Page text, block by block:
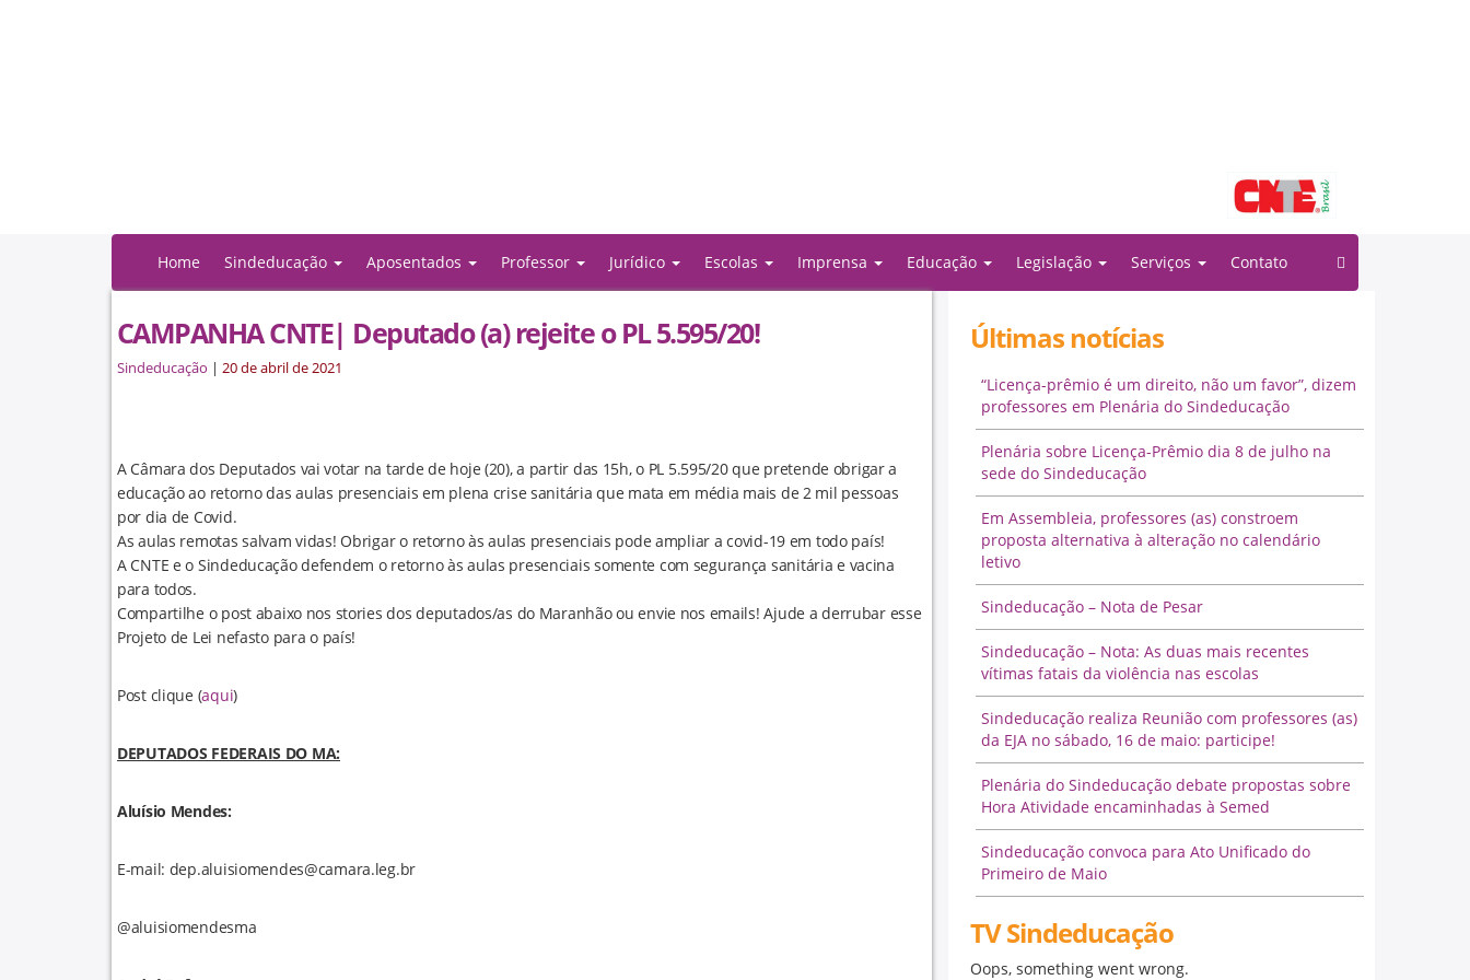
Home Sindeducação Aposentados Professor Jurídico Escolas Imprensa Educação Legislação Serviços Contato
CAMPANHA CNTE| Deputado (a) rejeite o PL 5.595/20!
Sindeducação | 20 de abril de 2021
A Câmara dos Deputados vai votar na tarde de hoje (20), a partir das 15h, o PL 5.595/20 que pretende obrigar a
educação ao retorno das aulas presenciais em plena crise sanitária que mata em média mais de 2 mil pessoas
por dia de Covid.
As aulas remotas salvam vidas! Obrigar o retorno às aulas presenciais pode ampliar a covid-19 em todo país!
A CNTE e o Sindeducação defendem o retorno às aulas presenciais somente com segurança sanitária e vacina
para todos.
Compartilhe o post abaixo nos stories dos deputados/as do Maranhão ou envie nos emails! Ajude a derrubar esse
Projeto de Lei nefasto para o país!
Post clique (aqui)
DEPUTADOS FEDERAIS DO MA:
Aluísio Mendes:
E-mail: dep.aluisiomendes@camara.leg.br
@aluisiomendesma
Últimas notícias
“Licença-prêmio é um direito, não um favor”, dizem
professores em Plenária do Sindeducação
Plenária sobre Licença-Prêmio dia 8 de julho na
sede do Sindeducação
Em Assembleia, professores (as) constroem
proposta alternativa à alteração no calendário
letivo
Sindeducação – Nota de Pesar
Sindeducação – Nota: As duas mais recentes
vítimas fatais da violência nas escolas
Sindeducação realiza Reunião com professores (as)
da EJA no sábado, 16 de maio: participe!
Plenária do Sindeducação debate propostas sobre
Hora Atividade encaminhadas à Semed
Sindeducação convoca para Ato Unificado do
Primeiro de Maio
TV Sindeducação
Oops, something went wrong.